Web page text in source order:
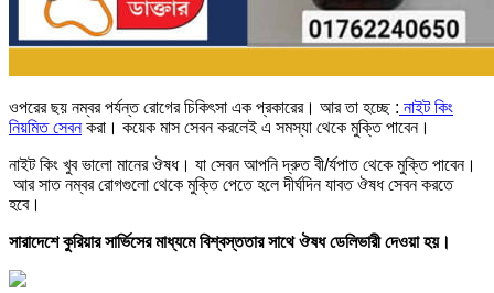
ওপরের ছয় নম্বর পর্যন্ত রোগের চিকিৎসা এক প্রকারের। আর তা হচ্ছে : নাইট কিং
নিয়মিত সেবনকরা। কয়েক মাস সেবন করলেই এ সমস্যা থেকে মুক্তি পাবেন।
নাইট কিং খুব ভালো মানের ঔষধ। যা সেবন আপনি দ্রুত বী/র্যপাত থেকে মুক্তি পাবেন।
আর সাত নম্বর রোগগুলো থেকে মুক্তি পেতে হলে দীর্ঘদিন যাবত ঔষধ সেবন করতে
হবে।
সারাদেশে কুরিয়ার সার্ভিসের মাধ্যমে বিশ্বস্ততার সাথে ঔষধ ডেলিভারী দেওয়া হয়।